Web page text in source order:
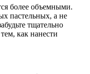
более объемными.
пастельных, а не
тщательно
как нанести